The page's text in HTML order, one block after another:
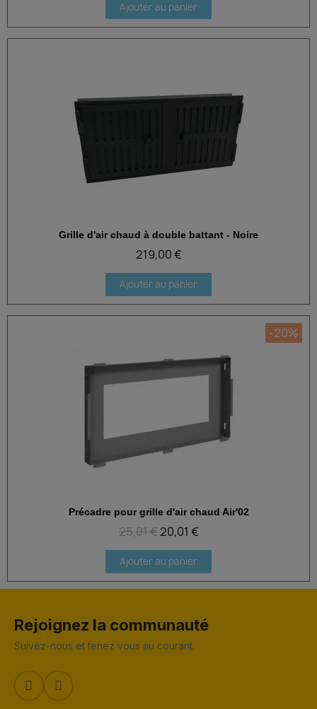
Ajouter au panier
Aperçu rapide
Grille d'air chaud à double battant - Noire
219,00 €
Ajouter au panier
Aperçu rapide
-20%
Précadre pour grille d'air chaud Air'02
25,01 € 20,01 €
Ajouter au panier
Rejoignez la communauté
Suivez-nous et tenez vous au courant.